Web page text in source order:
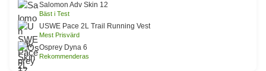
Salomon Adv Skin 12
Bäst i Test
USWE Pace 2L Trail Running Vest
Mest Prisvärd
Osprey Dyna 6
Rekommenderas